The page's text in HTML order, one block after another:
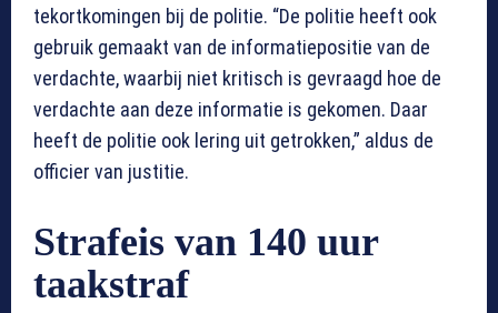
tekortkomingen bij de politie. “De politie heeft ook
gebruik gemaakt van de informatiepositie van de
verdachte, waarbij niet kritisch is gevraagd hoe de
verdachte aan deze informatie is gekomen. Daar
heeft de politie ook lering uit getrokken,” aldus de
officier van justitie.
Strafeis van 140 uur
taakstraf